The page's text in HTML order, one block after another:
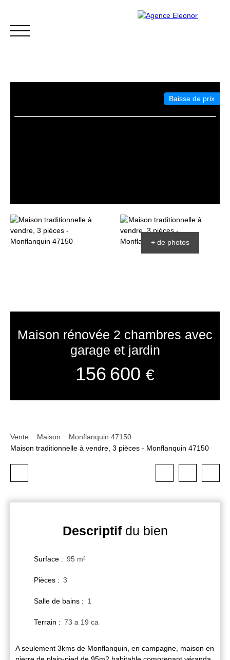
Baisse de prix
+ de photos
Maison rénovée 2 chambres avec
garage et jardin
156 600 €
Vente Maison
Monflanquin 47150
Maison traditionnelle à vendre, 3 pièces - Monflanquin 47150
Descriptifdu bien
Surface : 95 m²
Pièces : 3
Salle de bains : 1
Terrain : 73 a 19 ca
A seulement 3kms de Monflanquin, en campagne, maison en